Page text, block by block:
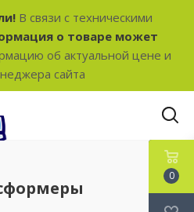
В связи с техническими
о товаре может
об актуальной цене и
сайта
0